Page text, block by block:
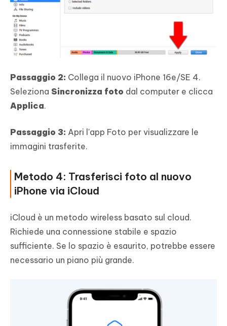
Passaggio 2: Collega il nuovo iPhone 16e/SE 4.
Seleziona Sincronizza foto dal computer e clicca
Applica.
Passaggio 3: Apri l'app Foto per visualizzare le
immagini trasferite.
Metodo 4: Trasferisci foto al nuovo
iPhone via iCloud
iCloud è un metodo wireless basato sul cloud.
Richiede una connessione stabile e spazio
sufficiente. Se lo spazio è esaurito, potrebbe essere
necessario un piano più grande.